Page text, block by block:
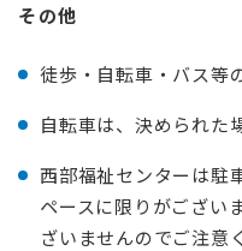
その他
徒歩・自転車・バス等
自転車は、決められた
西部福祉センターは駐
ペースに限りがござい
ざいませんのでご注意